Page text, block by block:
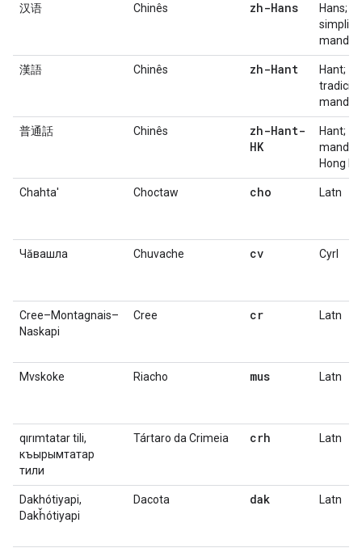
汉语 Chinês zh-Hans
Hans;
漢語 Chinês zh-Hant
Hant;
普通話 Chinês
zh-Hant-
HK
Hant;
Hong
Chahta' Choctaw cho Latn
Чӑвашла Chuvache cv Cyrl
Cree–Montagnais–
Naskapi
Cree cr Latn
Mvskoke Riacho mus Latn
qırımtatar tili,
къырымтатар
тили
Tártaro da Crimeia crh Latn
Dakhótiyapi,
Dakȟótiyapi
Dacota dak Latn